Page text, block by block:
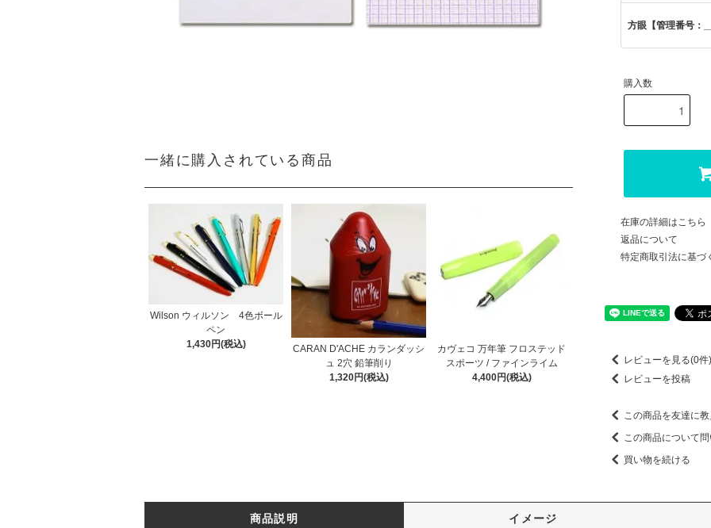
一緒に購入されている商品
Wilson ウィルソン 4色ボール
ペン
1,430円(税込)
CARAN D'ACHE カランダッシ
ュ 2穴 鉛筆削り
1,320円(税込)
カヴェコ 万年筆 フロステッド
スポーツ / ファインライム
4,400円(税込)
方眼【管理番号：
購入数
在庫の詳細はこちら
返品について
特定商取引法に基づ
レビューを見る(0件)
レビューを投稿
この商品を友達に教
この商品について
買い物を続ける
商品説明 イメージ